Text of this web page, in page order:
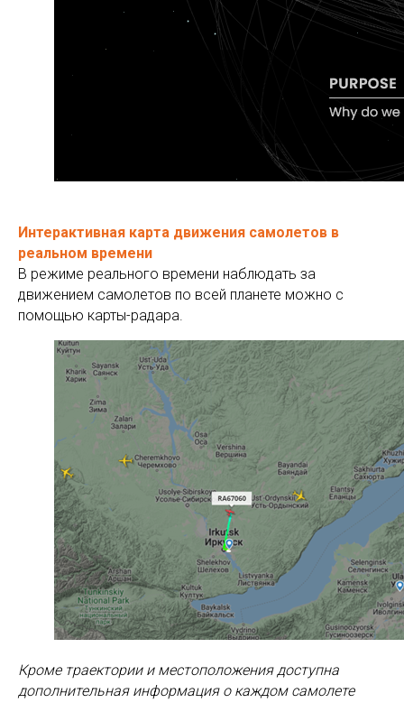
Интерактивная карта движения самолетов в
реальном времени
В режиме реального времени наблюдать за
движением самолетов по всей планете можно с
помощью карты-радара.
Кроме траектории и местоположения доступна
дополнительная информация о каждом самолете